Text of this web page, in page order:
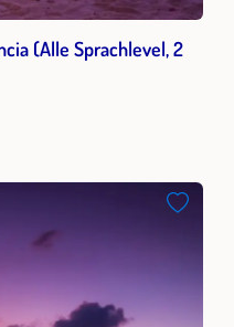
(Alle Sprachlevel, 2